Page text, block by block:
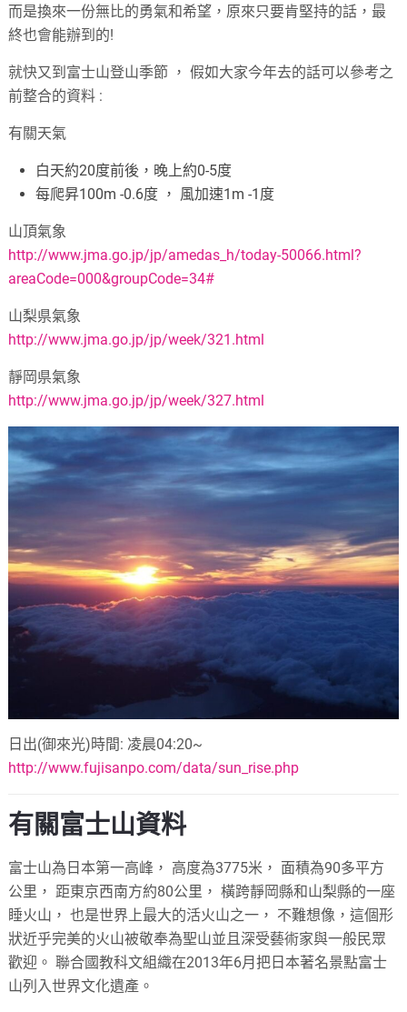
而是換來一份無比的勇氣和希望，原來只要肯堅持的話，最
終也會能辦到的!
就快又到富士山登山季節 ， 假如大家今年去的話可以參考之
前整合的資料 :
有關天氣
白天約20度前後，晚上約0-5度
每爬昇100m -0.6度 ， 風加速1m -1 度
山頂氣象
http://www.jma.go.jp/jp/amedas_h/today-50066.html?
areaCode=000&groupCode=34#
山梨県氣象
http://www.jma.go.jp/jp/week/321.html
靜岡県氣象
http://www.jma.go.jp/jp/week/327.html
日出(御來光)時間: 凌晨04:20~
http://www.fujisanpo.com/data/sun_rise.php
有關富士山資料
富士山為日本第一高峰， 高度為3775米， 面積為90多平方
公里， 距東京西南方約80公里， 橫跨靜岡縣和山梨縣的一座
睡火山， 也是世界上最大的活火山之一， 不難想像，這個形
狀近乎完美的火山被敬奉為聖山並且深受藝術家與一般民眾
歡迎。 聯合國教科文組織在2013年6月把日本著名景點富士
山列入世界文化遺產。